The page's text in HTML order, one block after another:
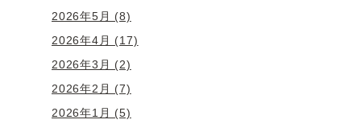
2026年5月 (8)
2026年4月 (17)
2026年3月 (2)
2026年2月 (7)
2026年1月 (5)